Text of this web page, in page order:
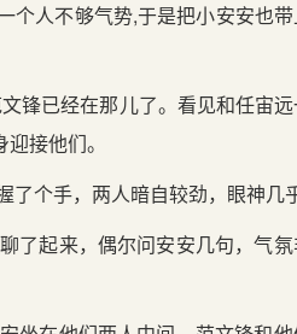
个人不够气势,于是把小安安也
锋已经在那儿了。看见和任宙
接他们。
个手，两人暗自较劲，眼神几
了起来，偶尔问安安几句，气